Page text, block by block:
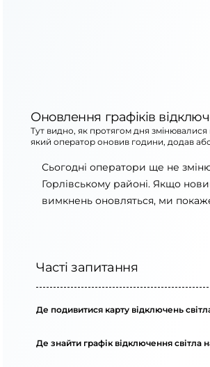
Оновлення графіків
Тут видно, як протягом дня змінювалися
який оператор оновив години, додав
Сьогодні оператори ще не
Горлівському районі. Якщо
вимкнень оновляться, ми
Часті запитання
Де подивитися карту відключень
Де знайти графік відключення світла